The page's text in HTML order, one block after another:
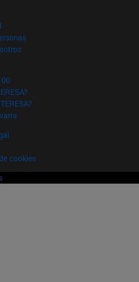
nueva ventana)
(abre en nueva ventana)
(abre en nueva ventana)
cookies